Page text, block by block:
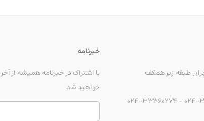
طبقه زیر همکف
خبرنامه
با اشتراک در خبرنامه همیشه از
خواهید شد